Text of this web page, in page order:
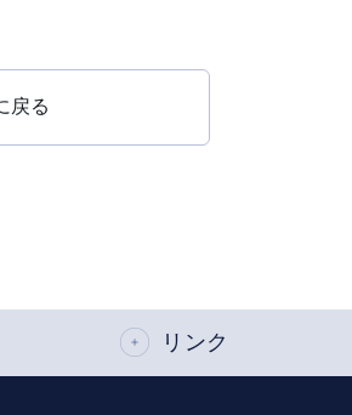
戻る
リンク